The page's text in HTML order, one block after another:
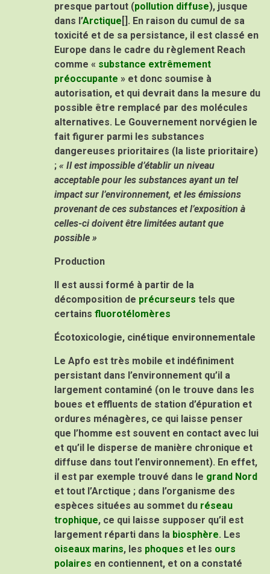
presque partout (pollution diffuse), jusque
dans l’Arctique []. En raison du cumul de sa
toxicité et de sa persistance, il est classé en
Europe dans le cadre du règlement Reach
comme « substance extrêmement
préoccupante » et donc soumise à
autorisation, et qui devrait dans la mesure du
possible être remplacé par des molécules
alternatives. Le Gouvernement norvégien le
fait figurer parmi les substances
dangereuses prioritaires (la liste prioritaire)
; « Il est impossible d’établir un niveau
acceptable pour les substances ayant un tel
impact sur l’environnement, et les émissions
provenant de ces substances et l’exposition à
celles-ci doivent être limitées autant que
possible »
Production
Il est aussi formé à partir de la
décomposition de précurseurs tels que
certains fluorotélomères
Écotoxicologie, cinétique environnementale
Le Apfo est très mobile et indéfiniment
persistant dans l’environnement qu’il a
largement contaminé (on le trouve dans les
boues et effluents de station d’épuration et
ordures ménagères, ce qui laisse penser
que l’homme est souvent en contact avec lui
et qu’il le disperse de manière chronique et
diffuse dans tout l’environnement). En effet,
il est par exemple trouvé dans le grand Nord
et tout l’Arctique ; dans l’organisme des
espèces situées au sommet du réseau
trophique, ce qui laisse supposer qu’il est
largement réparti dans la biosphère. Les
oiseaux marins, les phoques et les ours
polaires en contiennent, et on a constaté